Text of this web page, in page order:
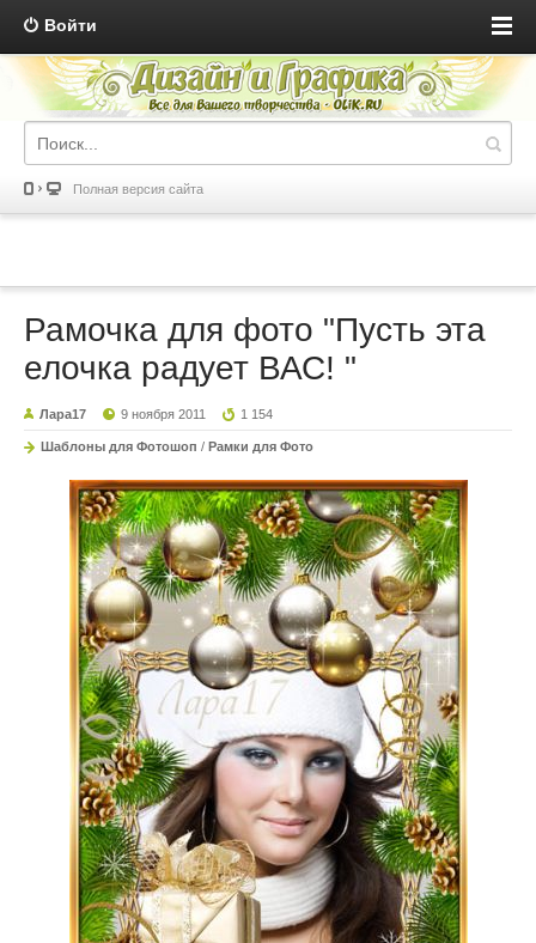
Войти
Полная версия сайта
Рамочка для фото "Пусть эта
елочка радует ВАС! "
Лара17 9 ноября 2011 1 154
Шаблоны для Фотошоп / Рамки для Фото